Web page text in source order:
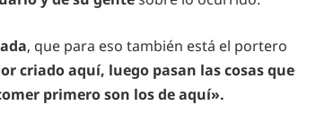
, que para eso también está el portero
criado aquí, luego pasan las cosas que
primero son los de aquí».